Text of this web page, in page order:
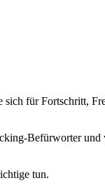
sich für Fortschritt,
Befürworter und
tun.